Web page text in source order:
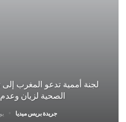
لجنة أممية تدعو المغرب إلى
الصحية لزيان
جريدة بريس ميديا